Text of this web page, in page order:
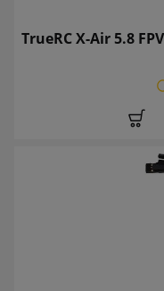
TrueRC X-Air 5.8